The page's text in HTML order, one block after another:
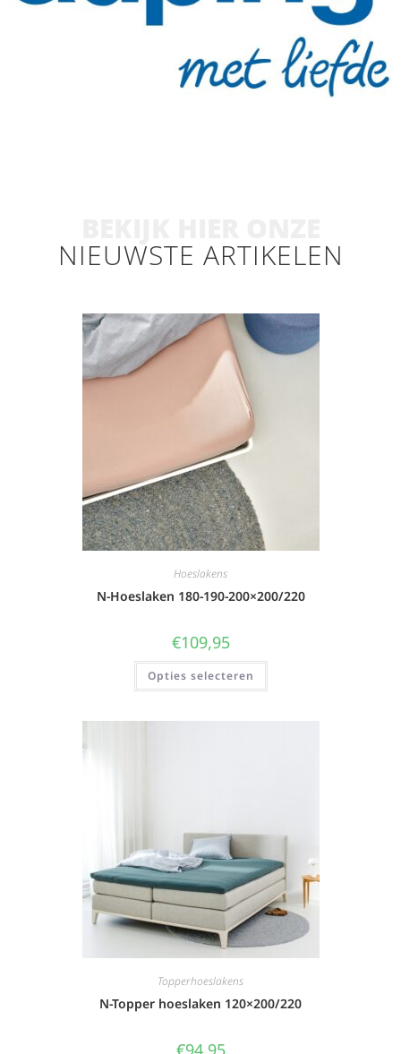
NIEUWSTE ARTIKELEN
Hoeslakens
N-Hoeslaken 180-190-200×200/220
€109,95
Opties selecteren
Topperhoeslakens
N-Topper hoeslaken 120×200/220
€94,95